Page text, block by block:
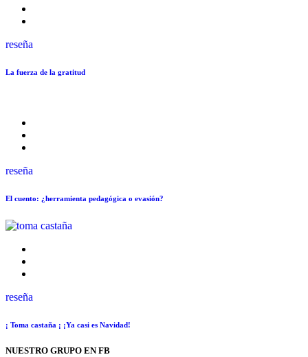
reseña
La fuerza de la gratitud
reseña
El cuento: ¿herramienta pedagógica o evasión?
reseña
¡ Toma castaña ¡ ¡Ya casi es Navidad!
NUESTRO GRUPO EN FB